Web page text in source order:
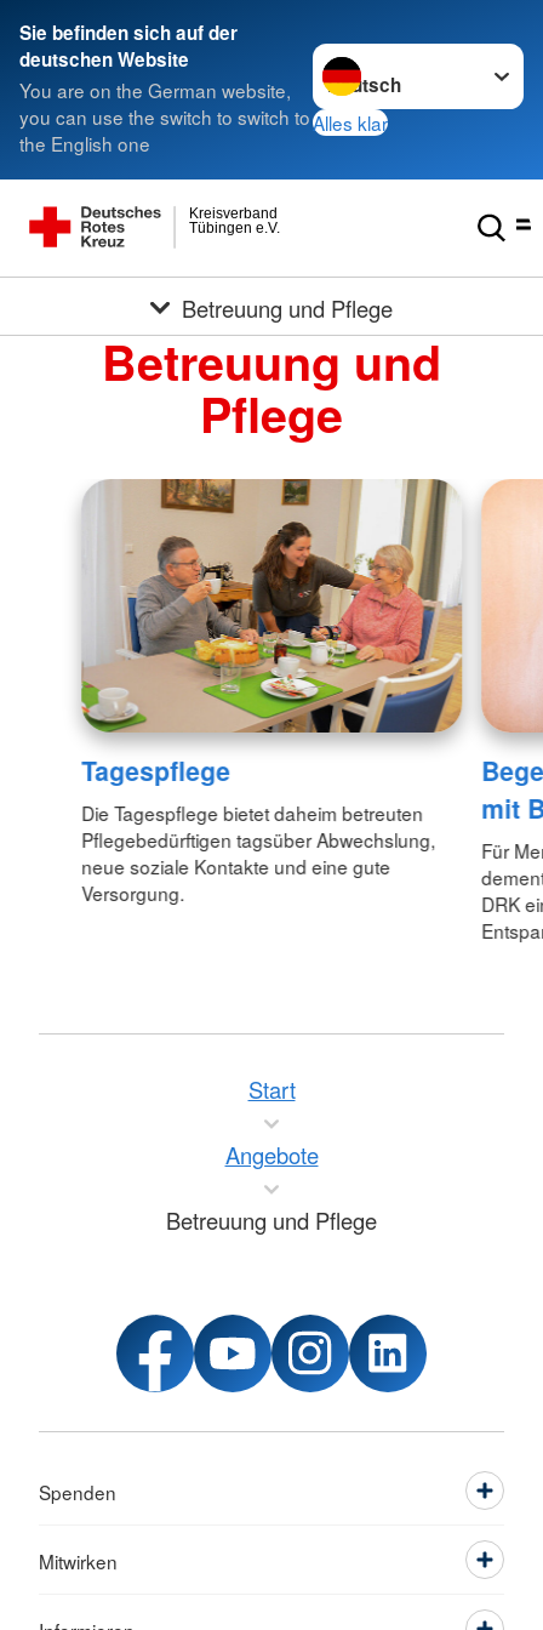
Sie befinden sich auf der
deutschen Website
You are on the German website,
you can use the switch to switch to
the English one
Sprache wechseln zu
Alles klar
Tübingen e.V.
Kreisverband
Betreuung und Pflege
Betreuung und
Pflege
Tagespflege
Die Tagespflege bietet daheim betreuten
Pflegebedürftigen tagsüber Abwechslung,
neue soziale Kontakte und eine gute
Versorgung.
mit
Für
DRK
Start
Angebote
Betreuung und Pflege
Spenden
Mitwirken